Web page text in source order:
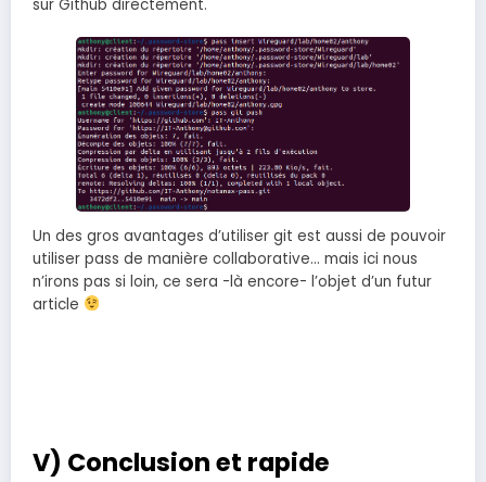
sur Github directement.
Un des gros avantages d’utiliser git est aussi de pouvoir
utiliser pass de manière collaborative… mais ici nous
n’irons pas si loin, ce sera -là encore- l’objet d’un futur
article
V) Conclusion et rapide